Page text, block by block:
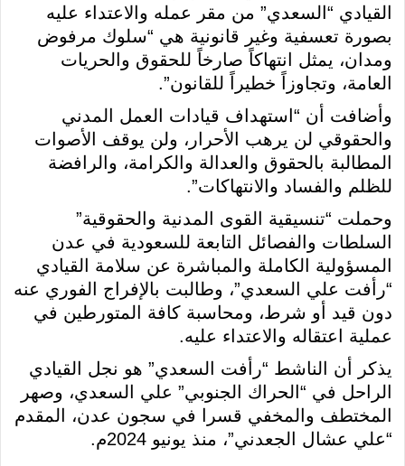
القيادي “السعدي” من مقر عمله والاعتداء عليه
بصورة تعسفية وغير قانونية هي “سلوك مرفوض
ومدان، يمثل انتهاكاً صارخاً للحقوق والحريات
العامة، وتجاوزاً خطيراً للقانون”.
وأضافت أن “استهداف قيادات العمل المدني
والحقوقي لن يرهب الأحرار، ولن يوقف الأصوات
المطالبة بالحقوق والعدالة والكرامة، والرافضة
للظلم والفساد والانتهاكات”.
وحملت “تنسيقية القوى المدنية والحقوقية”
السلطات والفصائل التابعة للسعودية في عدن
المسؤولية الكاملة والمباشرة عن سلامة القيادي
“رأفت علي السعدي”، وطالبت بالإفراج الفوري عنه
دون قيد أو شرط، ومحاسبة كافة المتورطين في
عملية اعتقاله والاعتداء عليه.
يذكر أن الناشط “رأفت السعدي” هو نجل القيادي
الراحل في “الحراك الجنوبي” علي السعدي، وصهر
المختطف والمخفي قسرا في سجون عدن، المقدم
“علي عشال الجعدني”، منذ يونيو 2024م.